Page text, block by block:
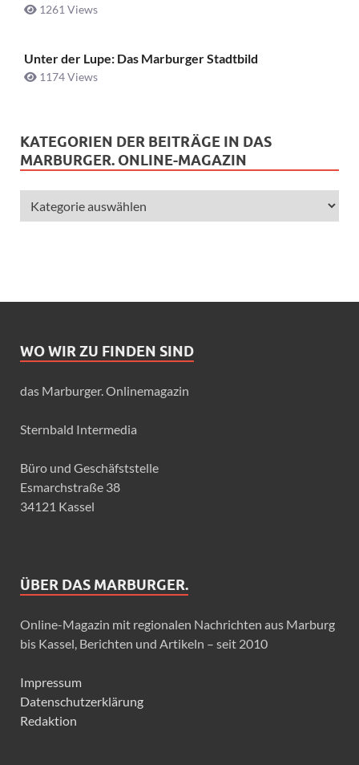
1261 Views
Unter der Lupe: Das Marburger Stadtbild
1174 Views
KATEGORIEN DER BEITRÄGE IN DAS
MARBURGER. ONLINE-MAGAZIN
WO WIR ZU FINDEN SIND
das Marburger. Onlinemagazin
Sternbald Intermedia
Büro und Geschäfststelle
Esmarchstraße 38
34121 Kassel
ÜBER DAS MARBURGER.
Online-Magazin mit regionalen Nachrichten aus Marburg
bis Kassel, Berichten und Artikeln – seit 2010
Impressum
Datenschutzerklärung
Redaktion